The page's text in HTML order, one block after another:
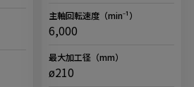
主軸回転速度（min⁻¹）
6,000
最大加工径 （mm）
ø210